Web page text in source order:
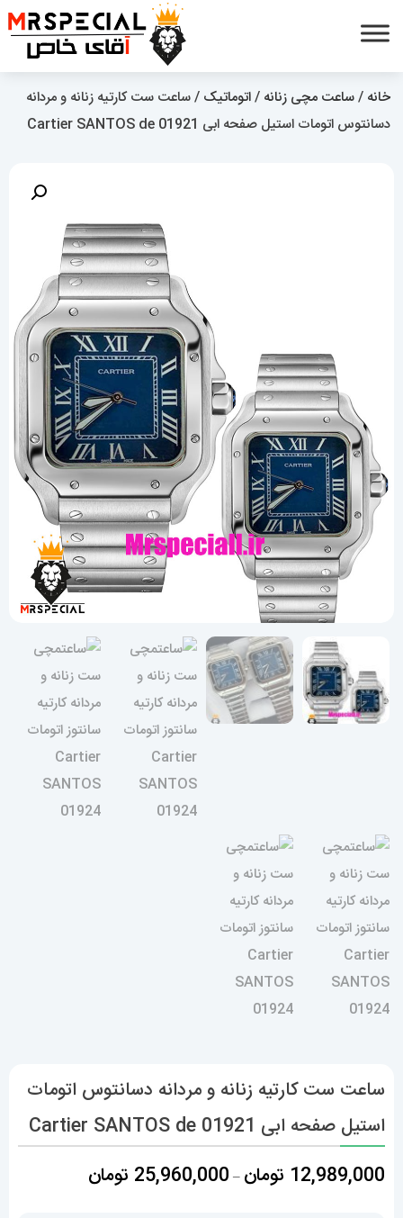
خانه /ساعت مچی زنانه /اتوماتیک / ساعت ست کارتیه زنانه و مردانه
دسانتوس اتومات استیل صفحه ابی Cartier SANTOS de 01921
ساعت ست کارتیه زنانه و مردانه دسانتوس اتومات
استیل صفحه ابی Cartier SANTOS de 01921
12,989,000 تومان –
25,960,000 تومان